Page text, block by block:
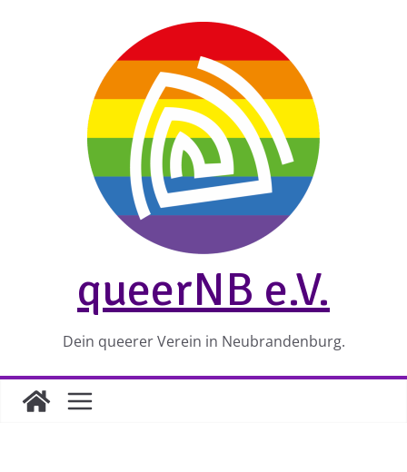
queerNB e.V.
Dein queerer Verein in Neubrandenburg.